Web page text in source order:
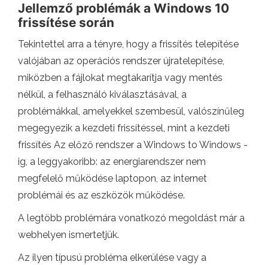
Jellemző problémák a Windows 10
frissítése során
Tekintettel arra a tényre, hogy a frissítés telepítése
valójában az operációs rendszer újratelepítése,
miközben a fájlokat megtakarítja vagy mentés
nélkül, a felhasználó kiválasztásával, a
problémákkal, amelyekkel szembesül, valószínűleg
megegyezik a kezdeti frissítéssel, mint a kezdeti
frissítés Az előző rendszer a Windows to Windows -
ig, a leggyakoribb: az energiarendszer nem
megfelelő működése laptopon, az internet
problémái és az eszközök működése.
A legtöbb problémára vonatkozó megoldást már a
webhelyen ismertetjük.
Az ilyen típusú probléma elkerülése vagy a